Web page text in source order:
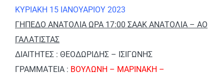
ΚΥΡΙΑΚΗ 15 ΙΑΝΟΥΑΡΙΟΥ 2023
ΓΗΠΕΔΟ ΑΝΑΤΟΛΙΑ ΩΡΑ 17:00 ΣΑΑΚ ΑΝΑΤΟΛΙΑ – ΑΟ
ΓΑΛΑΤΙΣΤΑΣ
ΔΙΑΙΤΗΤΕΣ : ΘΕΟΔΩΡΙΔΗΣ – ΙΣΙΓΩΝΗΣ
ΓΡΑΜΜΑΤΕΙΑ : ΒΟΥΛΩΝΗ – ΜΑΡΙΝΑΚΗ –